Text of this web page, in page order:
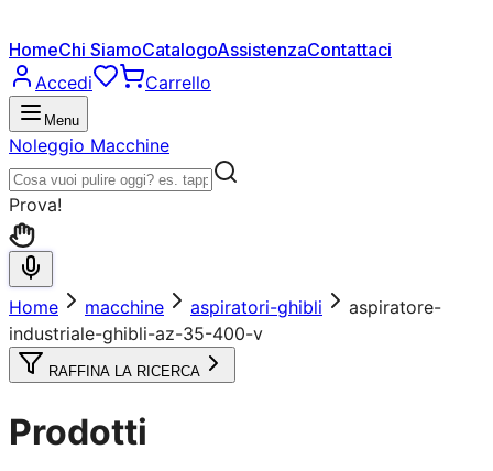
HomeChi SiamoCatalogoAssistenzaContattaci
Accedi
Carrello
Menu
Noleggio Macchine
Prova!
Home macchine aspiratori-ghibli
aspiratore-
industriale-ghibli-az-35-400-v
RAFFINA LA RICERCA
Prodotti